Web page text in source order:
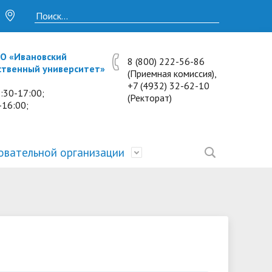
«Ивановский
университет»
17:00;
8 (800) 222-56-86
(Приемная комиссия),
+7 (4932) 32-62-10
(Ректорат)
организации